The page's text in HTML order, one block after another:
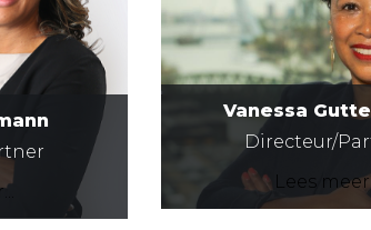
Vanessa
Directeur/
Lees